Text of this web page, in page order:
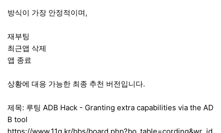
방식이 가장 안정적이며,
재부팅
최근앱 삭제
앱 종료
상황에 대응 가능한 최종 추천 버전입니다.
제목: 루팅 ADB Hack - Granting extra capabilities via the AD
B tool